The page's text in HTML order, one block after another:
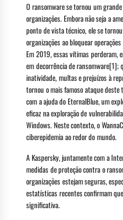
O ransomware se tornou um
organizações. Embora não seja a
ponto de vista técnico, ele se
organizações ao bloquear
Em 2019, essas vítimas perderam,
em decorrência de ransomware[1];
inatividade, multas e prejuízos à
tornou o mais famoso ataque
com a ajuda do EternalBlue, um
eficaz na exploração de
Windows. Neste contexto, o
ciberepidemia ao redor do mundo.
A Kaspersky, juntamente com a
medidas de proteção contra o
organizações estejam seguras,
estatísticas recentes confirmam
significativa.